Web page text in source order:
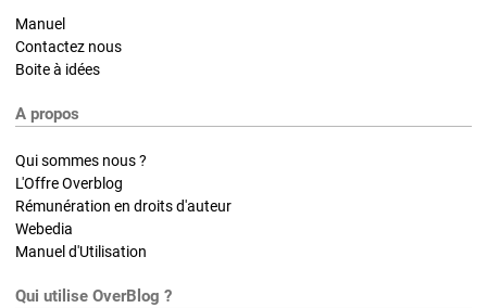
Manuel
Contactez nous
Boite à idées
A propos
Qui sommes nous ?
L'Offre Overblog
Rémunération en droits d'auteur
Webedia
Manuel d'Utilisation
Qui utilise OverBlog ?